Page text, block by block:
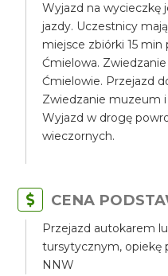
Wyjazd na wycieczkę
jazdy. Uczestnicy
miejsce zbiórki 15
Ćmielowa.
Ćmielowie. Przejazd
Zwiedzanie muzeum i
Wyjazd w drogę
wieczornych.
CENA
Przejazd autokarem
tursytycznym, opiekę
NNW